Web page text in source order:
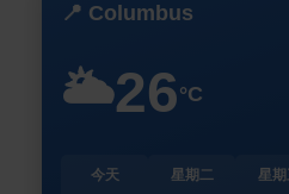
📍 Columbus
🌥️26°C
今天 星期二 星